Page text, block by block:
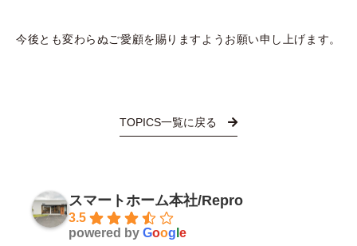
今後とも変わらぬご愛顧を賜りますようお願い申し上げます。
TOPICS一覧に戻る
スマートホーム本社/Repro
3.5
powered by Goog e